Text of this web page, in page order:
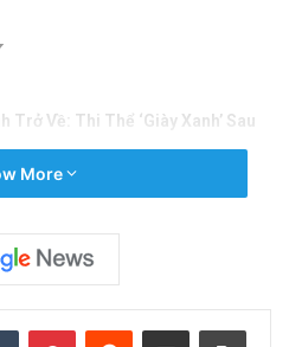
Trở Về: Thi Thể ‘Giày Xanh’ Sau
Nhiều Bài Viết Chỉ Trích Bị Gỡ Bỏ
Bản Quyền
More
Tumblr PinterestReddit Share via Email Print